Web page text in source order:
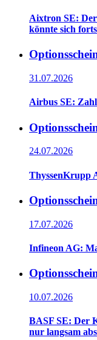
Aixtron SE:
könnte sich
31.07.2026
Airbus SE:
24.07.2026
ThyssenKrupp
17.07.2026
Infineon AG:
10.07.2026
BASF SE: Der
nur langsam